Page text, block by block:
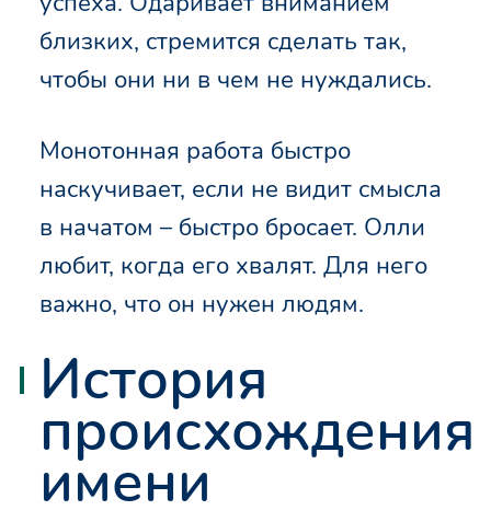
близких, стремится сделать так,
чтобы они ни в чем не нуждались.
Монотонная работа быстро
наскучивает, если не видит смысла
в начатом – быстро бросает. Олли
любит, когда его хвалят. Для него
важно, что он нужен людям.
История
происхождения
имени